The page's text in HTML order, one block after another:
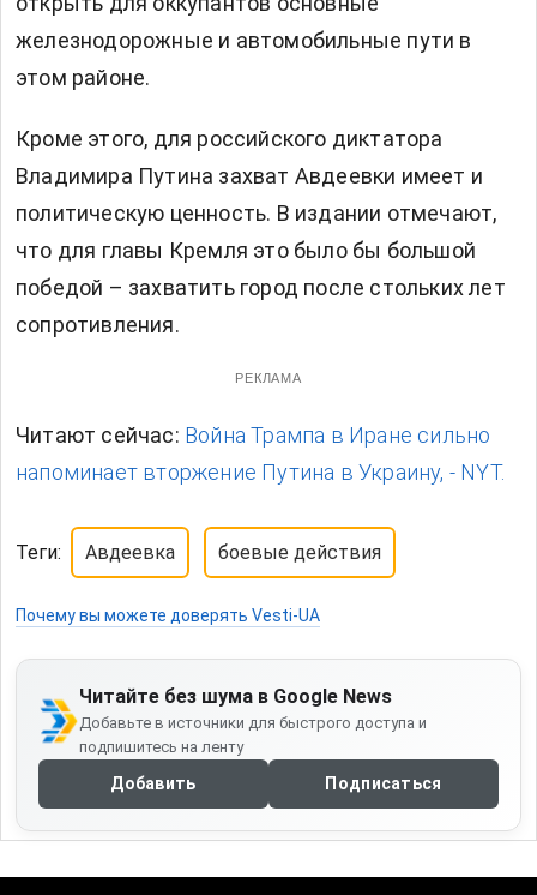
железнодорожные и автомобильные пути в
этом районе.
Кроме этого, для российского диктатора
Владимира Путина захват Авдеевки имеет и
политическую ценность. В издании отмечают,
что для главы Кремля это было бы большой
победой – захватить город после стольких лет
сопротивления.
РЕКЛАМА
Читают сейчас: Война Трампа в Иране сильно
напоминает вторжение Путина в Украину, - NYT.
Теги: Авдеевка боевые действия
Почему вы можете доверять Vesti-UA
Читайте без шума в Google News
Добавьте в источники для быстрого доступа и
подпишитесь на ленту
Добавить Подписаться